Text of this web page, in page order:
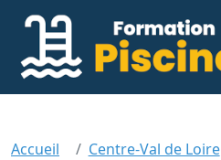
Accueil Centre-Val de Loire